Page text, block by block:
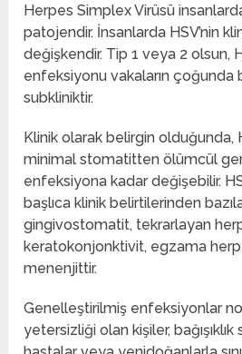
Herpes Simplex Virüsü
patojendir. İnsanlarda HSV’nin
değişkendir. Tip 1 veya 2 olsun,
enfeksiyonu vakaların çoğunda
subkliniktir.
Klinik olarak belirgin olduğunda,
minimal stomatitten ölümcül
enfeksiyona kadar değişebilir.
başlıca klinik belirtilerinden
gingivostomatit, tekrarlayan
keratokonjonktivit, egzama
menenjittir.
Genelleştirilmiş enfeksiyonlar
yetersizliği olan kişiler, bağışıklık